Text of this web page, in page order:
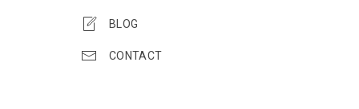
BLOG
CONTACT